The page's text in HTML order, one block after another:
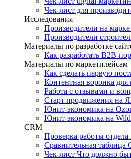
Чек-лист для
Исследования
Производители на
Производители
Материалы по разработке
Как разработать B2B-
Материалы по маркетплейсам
Как сделать первую
Контентная воронка для
Работа с отзывами и
Старт продвижения на
Юнит-экономика на
Юнит-экономика на
CRM
Проверка работы
Сравнительная таблица
Чек-лист Что должно